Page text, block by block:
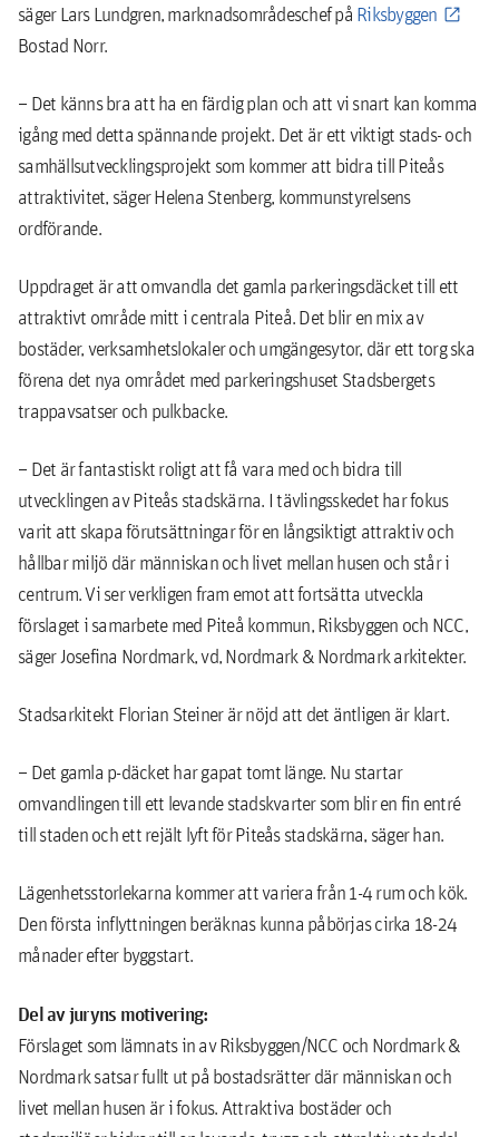
säger Lars Lundgren, marknadsområdeschef på Riksbyggen
Bostad Norr.
– Det känns bra att ha en färdig plan och att vi snart kan komma
igång med detta spännande projekt. Det är ett viktigt stads- och
samhällsutvecklingsprojekt som kommer att bidra till Piteås
attraktivitet, säger Helena Stenberg, kommunstyrelsens
ordförande.
Uppdraget är att omvandla det gamla parkeringsdäcket till ett
attraktivt område mitt i centrala Piteå. Det blir en mix av
bostäder, verksamhetslokaler och umgängesytor, där ett torg ska
förena det nya området med parkeringshuset Stadsbergets
trappavsatser och pulkbacke.
– Det är fantastiskt roligt att få vara med och bidra till
utvecklingen av Piteås stadskärna. I tävlingsskedet har fokus
varit att skapa förutsättningar för en långsiktigt attraktiv och
hållbar miljö där människan och livet mellan husen och står i
centrum. Vi ser verkligen fram emot att fortsätta utveckla
förslaget i samarbete med Piteå kommun, Riksbyggen och NCC,
säger Josefina Nordmark, vd, Nordmark & Nordmark arkitekter.
Stadsarkitekt Florian Steiner är nöjd att det äntligen är klart.
– Det gamla p-däcket har gapat tomt länge. Nu startar
omvandlingen till ett levande stadskvarter som blir en fin entré
till staden och ett rejält lyft för Piteås stadskärna, säger han.
Lägenhetsstorlekarna kommer att variera från 1-4 rum och kök.
Den första inflyttningen beräknas kunna påbörjas cirka 18-24
månader efter byggstart.
Del av juryns motivering:
Förslaget som lämnats in av Riksbyggen/NCC och Nordmark &
Nordmark satsar fullt ut på bostadsrätter där människan och
livet mellan husen är i fokus. Attraktiva bostäder och